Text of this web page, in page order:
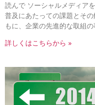
読んで ソーシャルメディア
普及にあたっての課題とそ
もに、企業の先進的な取組
詳しくはこちらから »